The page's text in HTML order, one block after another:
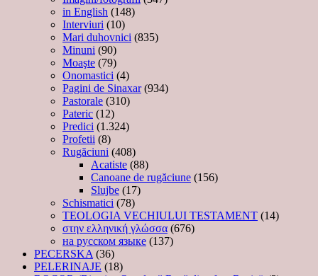
in English (148)
Interviuri (10)
Mari duhovnici (835)
Minuni (90)
Moaşte (79)
Onomastici (4)
Pagini de Sinaxar(934)
Pastorale (310)
Pateric (12)
Predici (1.324)
Profetii (8)
Rugăciuni (408)
Acatiste (88)
Canoane de rugăciune (156)
Slujbe (17)
Schismatici (78)
TEOLOGIA VECHIULUI TESTAMENT (14)
στην ελληνική γλώσσα (676)
на русском языке (137)
PECERSKA (36)
PELERINAJE (18)